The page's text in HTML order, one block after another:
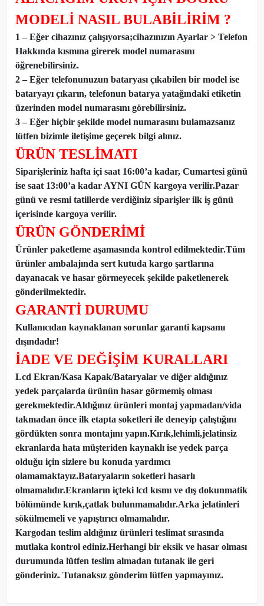
MODELİ NASIL BULABİLİRİM ?
1 – Eğer cihazınız çalışıyorsa;cihazınızın Ayarlar > Telefon
Hakkında kısmına girerek model numarasını
öğrenebilirsiniz.
2 – Eğer telefonunuzun bataryası çıkabilen bir model ise
bataryayı çıkarın, telefonun batarya yatağındaki etiketin
üzerinden model numarasını görebilirsiniz.
3 – Eğer hiçbir şekilde model numarasını bulamazsanız
lütfen bizimle iletişime geçerek bilgi alınız.
ÜRÜN TESLİMATI
Siparişleriniz hafta içi saat 16:00’a kadar, Cumartesi günü
ise saat 13:00’a kadar AYNI GÜN kargoya verilir.Pazar
günü ve resmi tatillerde verdiğiniz siparişler ilk iş günü
içerisinde kargoya verilir.
ÜRÜN GÖNDERİMİ
Ürünler paketleme aşamasında kontrol edilmektedir.Tüm
ürünler ambalajında sert kutuda kargo şartlarına
dayanacak ve hasar görmeyecek şekilde paketlenerek
gönderilmektedir.
GARANTİ DURUMU
Kullanıcıdan kaynaklanan sorunlar garanti kapsamı
dışındadır!
İADE VE DEĞİŞİM KURALLARI
Lcd Ekran/Kasa Kapak/Bataryalar ve diğer aldığınız
yedek parçalarda ürünün hasar görmemiş olması
gerekmektedir.Aldığınız ürünleri montaj yapmadan/vida
takmadan önce ilk etapta soketleri ile deneyip çalıştığını
gördükten sonra montajını yapın.Kırık,lehimli,jelatinsiz
ekranlarda hata müşteriden kaynaklı ise yedek parça
olduğu için sizlere bu konuda yardımcı
olamamaktayız.Bataryaların soketleri hasarlı
olmamalıdır.Ekranların içteki lcd kısmı ve dış dokunmatik
bölümünde kırık,çatlak bulunmamalıdır.Arka jelatinleri
sökülmemeli ve yapıştırıcı olmamalıdır.
Kargodan teslim aldığınız ürünleri teslimat sırasında
mutlaka kontrol ediniz.Herhangi bir eksik ve hasar olması
durumunda lütfen teslim almadan tutanak ile geri
gönderiniz. Tutanaksız gönderim lütfen yapmayınız.